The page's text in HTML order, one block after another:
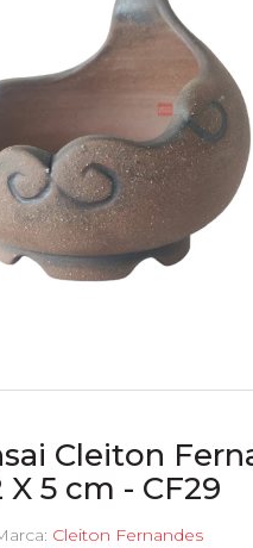
Cleiton
X 5 cm - CF29
Cleiton Fernandes